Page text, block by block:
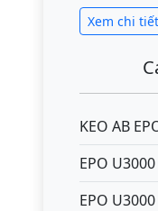
Xem chi tiết
KEO AB
EPO U3000
EPO U3000